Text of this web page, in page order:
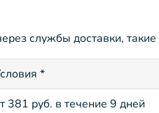
службы доставки, такие
*
381 руб. в течение 9 дней